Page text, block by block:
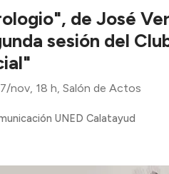
de José
sesión del
nov, 18 h, Salón de Actos
UNED Calatayud